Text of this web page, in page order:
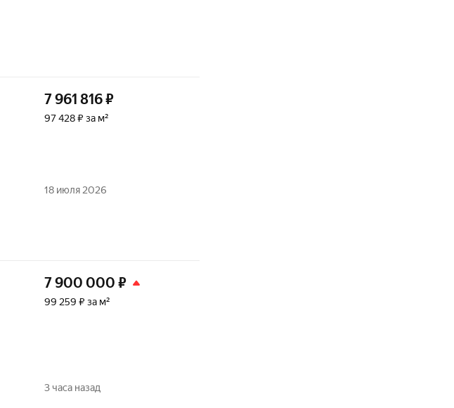
7 961 816₽
97 428 ₽ за м²
18 июля 2026
7 900 000 ₽
99 259 ₽ за м²
3 часа назад